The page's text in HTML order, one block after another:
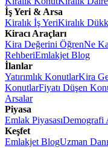
İş Yeri & Arsa
Kiralık İş YeriKiralık
Kiracı Araçları
Kira Değerini ÖğrenNe
RehberiEmlakjet Blog
İlanlar
Yatırımlık KonutlarKira
KonutlarFiyatı Düşen
Arsalar
Piyasa
Emlak PiyasasıDemografi
Keşfet
Emlakjet BlogUzman